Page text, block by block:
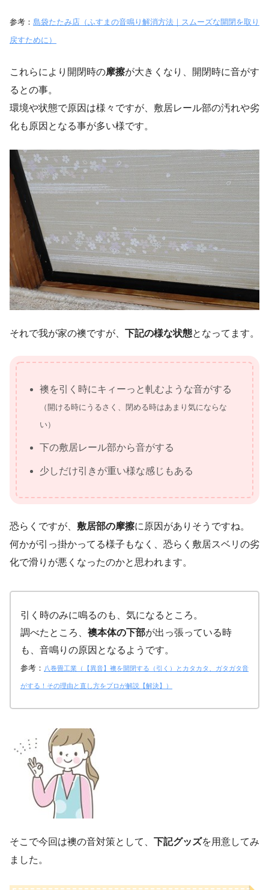
参考： 島袋たたみ店（ふすまの音鳴り解消方法｜スムーズな開閉を取り
戻すために）
これらにより開閉時の摩擦が大きくなり、開閉時に音がす
るとの事。
環境や状態で原因は様々ですが、敷居レール部の汚れや劣
化も原因となる事が多い様です。
それで我が家の襖ですが、 下記の様な状態となってます。
襖を引く時にキィーっと軋むような音がする
（開ける時にうるさく、閉める時はあまり気にならな
い）
下の敷居レール部から音がする
少しだけ引きが重い様な感じもある
恐らくですが、 敷居部の摩擦に原因がありそうですね。
何かが引っ掛かってる様子もなく、恐らく敷居スベリの劣
化で滑りが悪くなったのかと思われます。
引く時のみに鳴るのも、気になるところ。
調べたところ、 襖本体の下部が出っ張っている時
も、音鳴りの原因となるようです。
参考： 八巻畳工業（【異音】襖を開閉する（引く）とカタカタ、ガタガタ音
がする！その理由と直し方をプロが解説【解決】）
そこで今回は襖の音対策として、 下記グッズを用意してみ
ました。